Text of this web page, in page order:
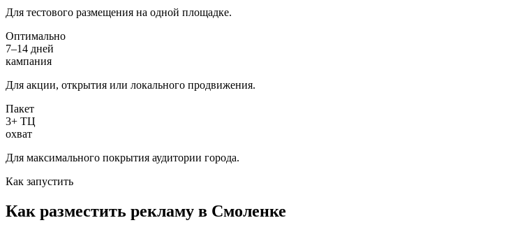
Для тестового размещения на одной площадке.
Оптимально
7–14 дней
кампания
Для акции, открытия или локального продвижения.
Пакет
3+ ТЦ
охват
Для максимального покрытия аудитории города.
Как запустить
Как разместить рекламу в Смоленке